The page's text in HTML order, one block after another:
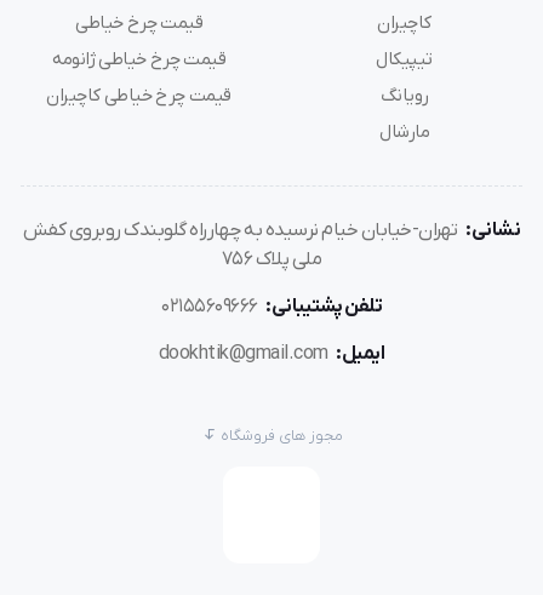
کاچیران
تیپیکال
رویانگ
مارشال
قیمت چرخ خیاطی
قیمت چرخ خیاطی ژانومه
قیمت چرخ خیاطی کاچیران
نشانی: تهران-خیابان خیام نرسیده به چهارراه گلوبندک روبروی کفش
ملی پلاک 756
تلفن پشتیبانی: 02155609666
ایمیل: dookhtik@gmail.com
مجوز های فروشگاه